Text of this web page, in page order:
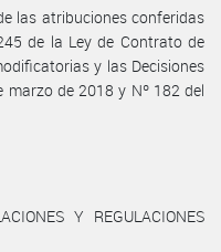
las atribuciones conferidas
de la Ley de Contrato de
y las Decisiones
de 2018 y Nº 182 del
Y REGULACIONES